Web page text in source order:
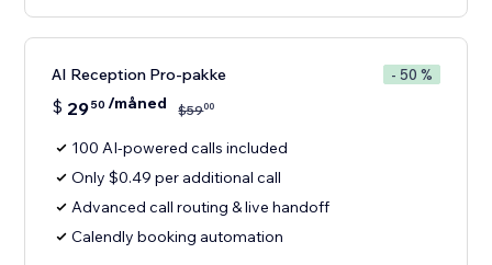
AI Reception Pro-pakke - 50 %
$ 2950 /måned $5900
100 AI-powered calls included
Only $0.49 per additional call
Advanced call routing & live handoff
Calendly booking automation